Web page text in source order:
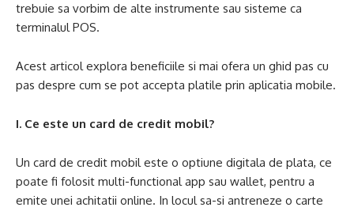
trebuie sa vorbim de alte instrumente sau sisteme ca
terminalul POS.
Acest articol explora beneficiile si mai ofera un ghid pas cu
pas despre cum se pot accepta platile prin aplicatia mobile.
I. Ce este un card de credit mobil?
Un card de credit mobil este o optiune digitala de plata, ce
poate fi folosit multi-functional app sau wallet, pentru a
emite unei achitatii online. In locul sa-si antreneze o carte